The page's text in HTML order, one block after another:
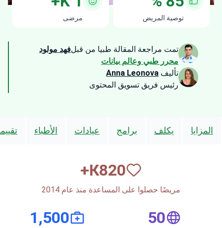
توصية المريض مرضى
تمت مراجعة المقالة طبيا من قبلفهد مولود
محرر طبي وعالم بيانات
تأليف Anna Leonova
رئيس فريق تسويق المحتوى
المزايا يكلف برامج عيادات الأطباء
820
К+
مريضًا حصلوا على المساعدة منذ عام 2014
50
1,500